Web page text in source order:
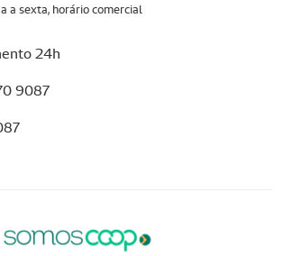
a sexta, horário comercial
24h
9087